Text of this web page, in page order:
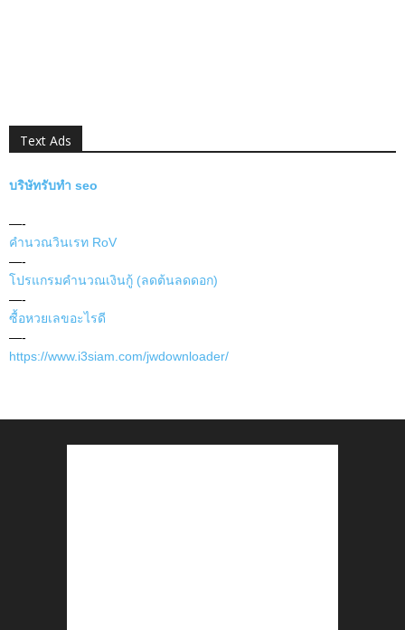
Text Ads
บริษัทรับทำ seo
—-
คำนวณวินเรท RoV
—-
โปรแกรมคำนวณเงินกู้ (ลดต้นลดดอก)
—-
ซื้อหวยเลขอะไรดี
—-
https://www.i3siam.com/jwdownloader/